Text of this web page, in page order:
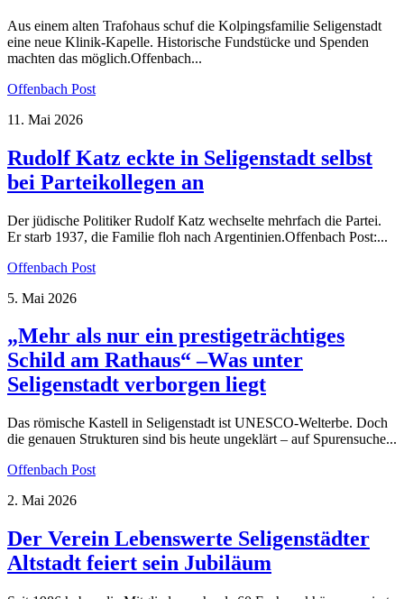
Aus einem alten Trafohaus schuf die Kolpingsfamilie Seligenstadt
eine neue Klinik-Kapelle. Historische Fundstücke und Spenden
machten das möglich.Offenbach...
Offenbach Post
11. Mai 2026
Rudolf Katz eckte in Seligenstadt selbst
bei Parteikollegen an
Der jüdische Politiker Rudolf Katz wechselte mehrfach die Partei.
Er starb 1937, die Familie floh nach Argentinien.Offenbach Post:...
Offenbach Post
5. Mai 2026
„Mehr als nur ein prestigeträchtiges
Schild am Rathaus“ –Was unter
Seligenstadt verborgen liegt
Das römische Kastell in Seligenstadt ist UNESCO-Welterbe. Doch
die genauen Strukturen sind bis heute ungeklärt – auf Spurensuche...
Offenbach Post
2. Mai 2026
Der Verein Lebenswerte Seligenstädter
Altstadt feiert sein Jubiläum